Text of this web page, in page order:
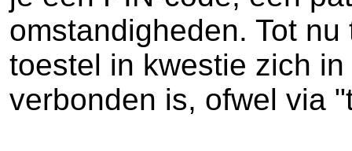
omstandigheden. Tot
toestel in kwestie zich
verbonden is, ofwel via